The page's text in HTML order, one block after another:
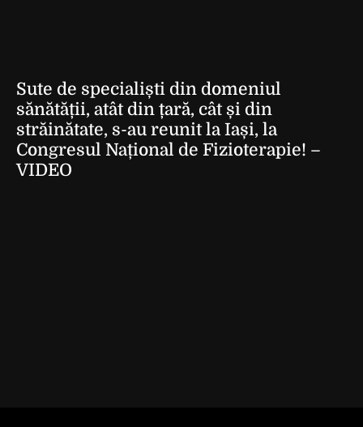
Sute de specialiști din domeniul
sănătății, atât din țară, cât și din
străinătate, s-au reunit la Iași, la
Congresul Național de Fizioterapie! –
VIDEO